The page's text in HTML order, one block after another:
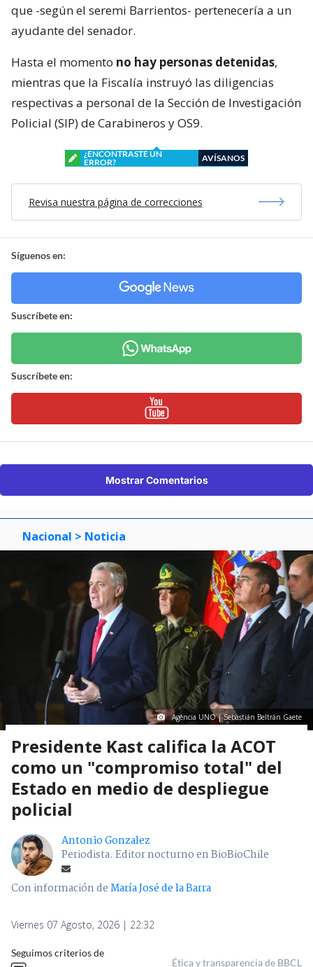
que -según el seremi Barrientos- pertenecería a un
ayudante del senador.
Hasta el momento no hay personas detenidas,
mientras que la Fiscalía instruyó las diligencias
respectivas a personal de la Sección de Investigación
Policial (SIP) de Carabineros y OS9.
¿ENCONTRASTE UN
ERROR?
AVÍSANOS
Revisa nuestra página de correcciones
Síguenos en:
Suscríbete en:
Suscríbete en:
Mostrar Comentarios
Nacional > Noticia
Agencia UNO | Sebastián Beltrán Gaete
Presidente Kast califica la ACOT
como un "compromiso total" del
Estado en medio de despliegue
policial
Antonio Gonzalez
Periodista. Editor nocturno en BioBioChile
Con información deMaría José de la Barra
Viernes 07 Agosto, 2026 | 22:32
Seguimos criterios de
Ética y transparencia de BBCL